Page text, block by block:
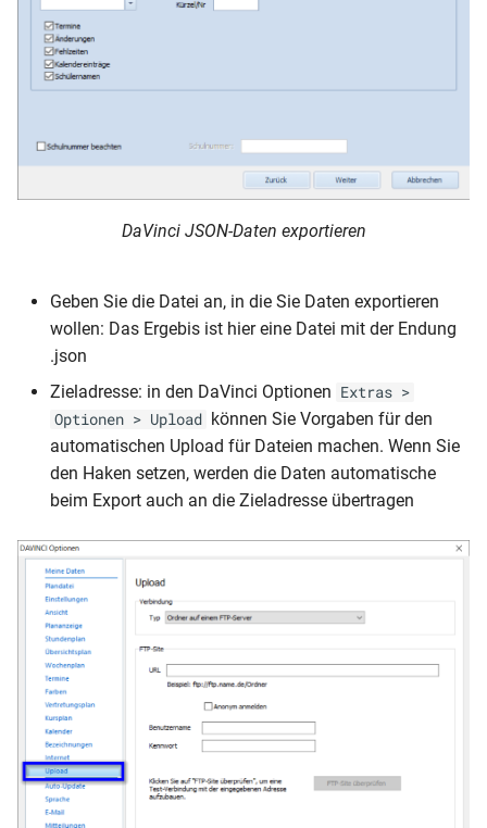
Automation
DaVinci JSON-Daten exportieren
Geben Sie die Datei an, in die Sie Daten exportieren
wollen: Das Ergebis ist hier eine Datei mit der Endung
.json
Zieladresse: in den DaVinci Optionen Extras >
Optionen > Upload können Sie Vorgaben für den
automatischen Upload für Dateien machen. Wenn Sie
den Haken setzen, werden die Daten automatische
beim Export auch an die Zieladresse übertragen